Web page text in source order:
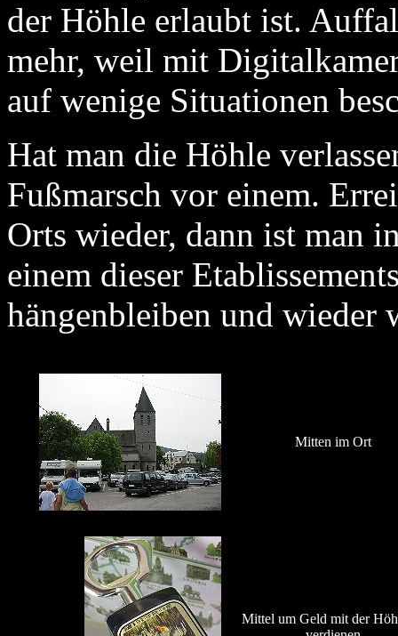
der Höhle erlaubt ist.
mehr, weil mit
auf wenige Situationen
Hat man die Höhle
Fußmarsch vor einem.
Orts wieder, dann ist man
einem dieser
hängenbleiben und wieder
Mitten im Ort
Mittel um Geld mit der